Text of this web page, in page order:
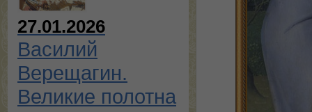
27.01.2026
Василий
Верещагин.
Великие полотна